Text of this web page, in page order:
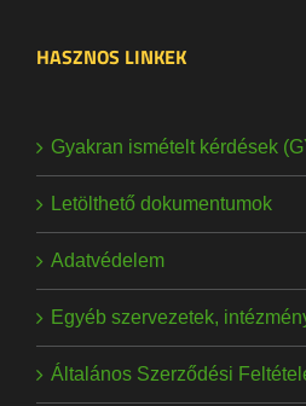
HASZNOS LINKEK
Gyakran ismételt kérdések
Letölthető dokumentumok
Adatvédelem
Egyéb szervezetek,
Általános Szerződési